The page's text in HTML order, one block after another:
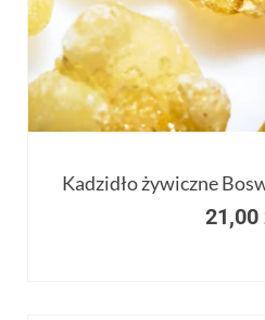
Kadzidło żywiczne
21,00